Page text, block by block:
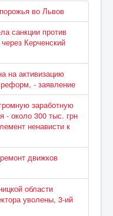
во Львов
санкции против
Керченский
на активизацию
- заявление
заработную
- около 300 тыс. грн
ненависти к
движков
области
уволены, 3-ий